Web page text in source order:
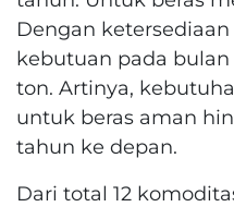
Dengan ketersediaan
kebutuan pada bulan
ton. Artinya,
untuk beras aman
tahun ke depan.
Dari total 12